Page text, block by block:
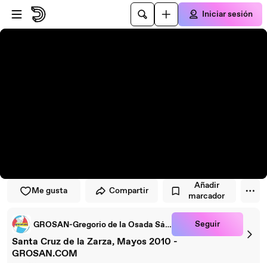
Saltar al reproductor
Saltar al contenido principal
Iniciar sesión
Me gusta Compartir
Añadir
marcador
GROSAN-Gregorio de la Osada Sánchez Seguir
Santa Cruz de la Zarza, Mayos 2010 -
GROSAN.COM